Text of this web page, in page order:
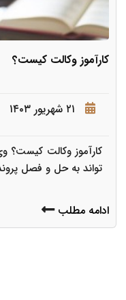
کارآموز وکالت کیست؟
۲۱ شهریور ۱۴۰۳
کارآموز وکالت کیست؟
تواند به حل و فصل
ادامه مطلب